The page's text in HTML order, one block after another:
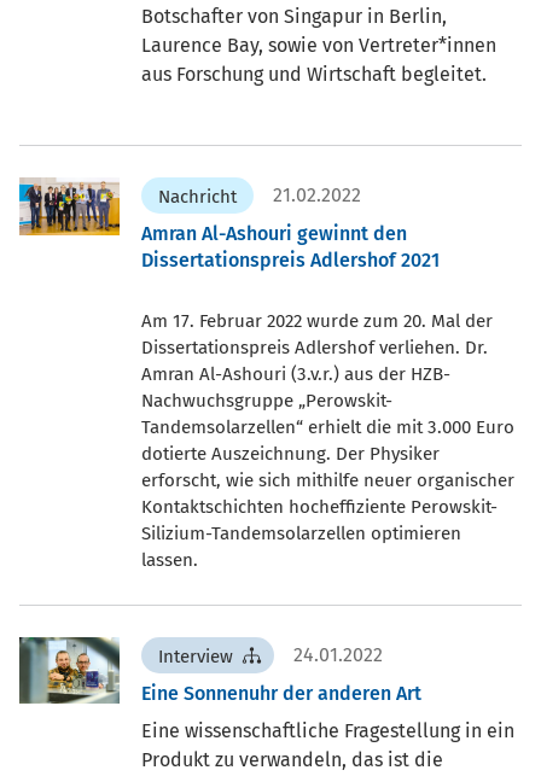
Botschafter von Singapur in Berlin,
Laurence Bay, sowie von Vertreter*innen
aus Forschung und Wirtschaft begleitet.
Nachricht
21.02.2022
Amran Al-Ashouri gewinnt den
Dissertationspreis Adlershof 2021
Am 17. Februar 2022 wurde zum 20. Mal der
Dissertationspreis Adlershof verliehen. Dr.
Amran Al-Ashouri (3.v.r.) aus der HZB-
Nachwuchsgruppe „Perowskit-
Tandemsolarzellen“ erhielt die mit 3.000 Euro
dotierte Auszeichnung. Der Physiker
erforscht, wie sich mithilfe neuer organischer
Kontaktschichten hocheffiziente Perowskit-
Silizium-Tandemsolarzellen optimieren
lassen.
Interview
24.01.2022
Eine Sonnenuhr der anderen Art
Eine wissenschaftliche Fragestellung in ein
Produkt zu verwandeln, das ist die